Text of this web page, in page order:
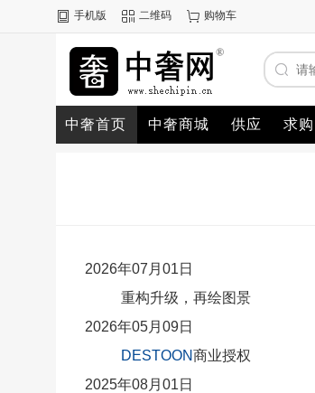
手机版 二维码 购物车
中奢首页 中奢商城 供应 求购
2026年07月01日
重构升级，再绘图景
2026年05月09日
DESTOON商业授权
2025年08月01日